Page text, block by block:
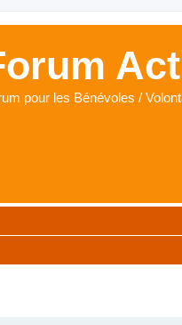
pour les Bénévoles /